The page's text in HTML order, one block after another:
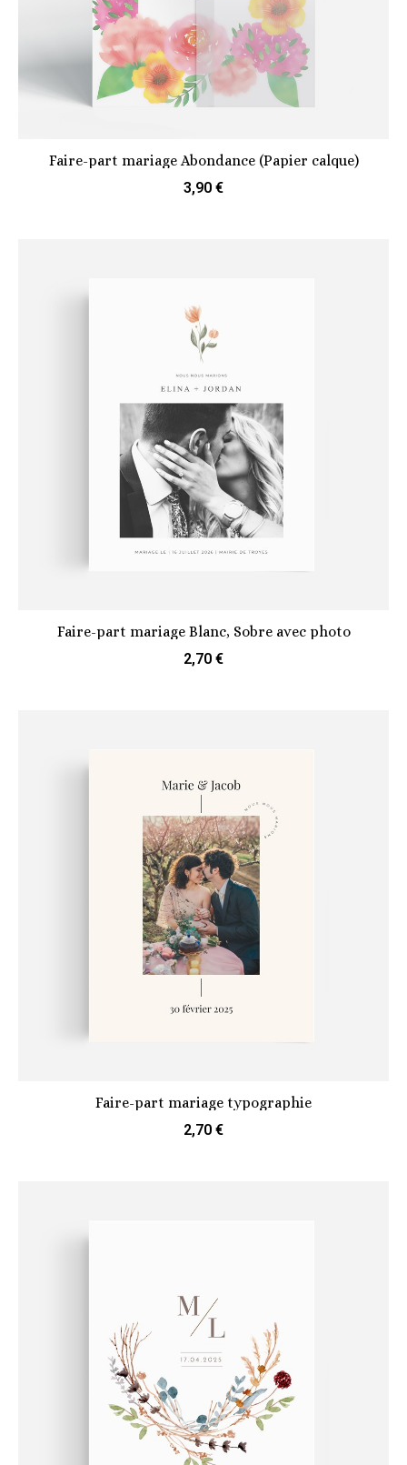
Faire-part mariage Abondance (Papier calque)
3,90 €
Faire-part mariage Blanc, Sobre avec photo
2,70 €
Faire-part mariage typographie
2,70 €